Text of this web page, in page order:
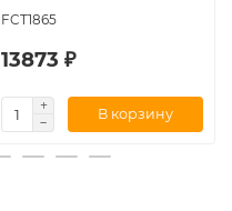
FCT1865
13873 ₽
В корзину